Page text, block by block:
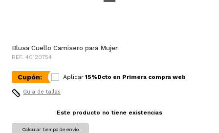
Blusa Cuello Camisero para Mujer
REF. 40120754
Cupón: Aplicar 15%Dcto en Primera compra web
Guia de tallas
Este producto no tiene existencias
Calcular tiempo de envío